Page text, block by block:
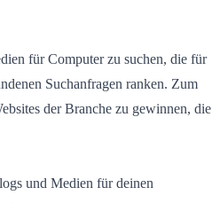
für Computer zu suchen, die für
Suchanfragen ranken. Zum
der Branche zu gewinnen, die
und Medien für deinen